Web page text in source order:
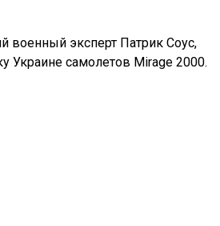
военный эксперт Патрик Соус,
Украине самолетов Mirage 2000.